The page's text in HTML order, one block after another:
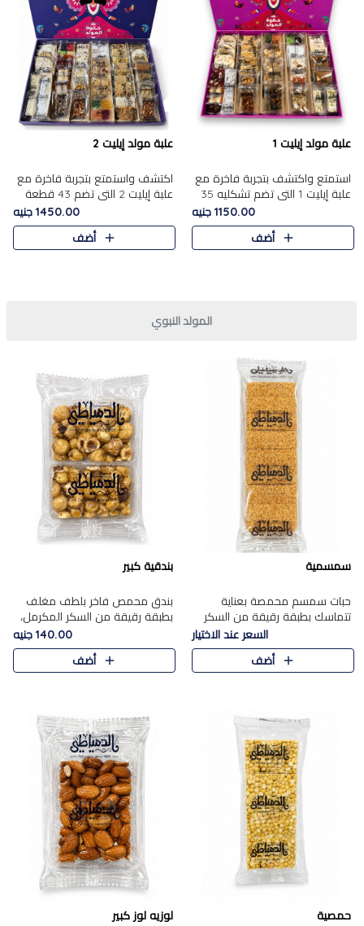
علبة مولد إيليت 1
استمتع واكتشف بتجربة فاخرة مع
علبة إيليت 1 التي تضم تشكليه 35
قطعة من أرقى حلويات المولد
المصري الأصيلة ,معروضة بشكل
جميل في علبة أنيقة ، في..
1150.00 جنيه
أضف
علبة مولد إيليت 2
اكتشف واستمتع بتجربة فاخرة مع
علبة إيليت 2 التي تضم 43 قطعة
تشكيلة من أرقى حلويات المولد
الشرقية المصرية الأصيلة ,معروضة
بشكل جميل في علبة أ..
1450.00 جنيه
أضف
المولد النبوي
سمسمية
حبات سمسم محمصة بعناية
تتماسك بطبقة رقيقة من السكر
المكرمل، لتقدم طعم السمسم
المميز وقرمشتة التي ارتبطت ببهجة
المولد عبر الأجيال.
السعر عند الاختيار
أضف
بندقية كبير
بندق محمص فاخر بلطف مغلف
بطبقة رقيقة من السكر المكرمل،
يجمع بين النكهة الغنية ناتي
والقرمشة الراقية المرضية في
حلوى شرقية أنيقه بطابع مميز.
140.00 جنيه
أضف
حمصية لوزيه لوز كبير